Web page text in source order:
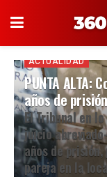
ACTUALIDAD
PUNTA ALTA:
años de
El Tribunal en
juicio
años de
pareja en la